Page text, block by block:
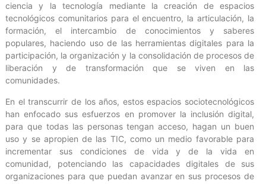
ciencia y la tecnología mediante la creación de espacios
tecnológicos comunitarios para el encuentro, la articulación, la
formación, el intercambio de conocimientos y saberes
populares, haciendo uso de las herramientas digitales para la
participación, la organización y la consolidación de procesos de
liberación y de transformación que se viven en las
comunidades.
En el transcurrir de los años, estos espacios sociotecnológicos
han enfocado sus esfuerzos en promover la inclusión digital,
para que todas las personas tengan acceso, hagan un buen
uso y se apropien de las TIC, como un medio favorable para
incrementar sus condiciones de vida y de la vida en
comunidad, potenciando las capacidades digitales de sus
organizaciones para que puedan avanzar en sus procesos de